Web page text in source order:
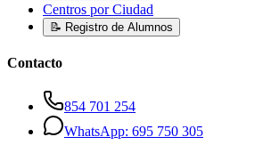
Centros por Ciudad
📝 Registro de Alumnos
Contacto
854 701 254
WhatsApp: 695 750 305